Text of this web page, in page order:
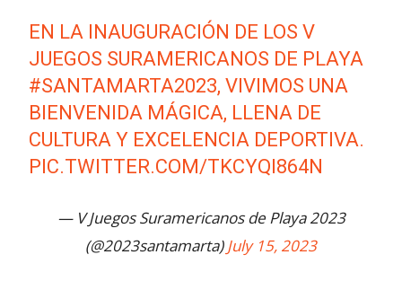
EN LA INAUGURACIÓN DE LOS V
JUEGOS SURAMERICANOS DE PLAYA
#SANTAMARTA2023, VIVIMOS UNA
BIENVENIDA MÁGICA, LLENA DE
CULTURA Y EXCELENCIA DEPORTIVA.
PIC.TWITTER.COM/TKCYQI864N
— V Juegos Suramericanos de Playa 2023
(@2023santamarta)July 15, 2023